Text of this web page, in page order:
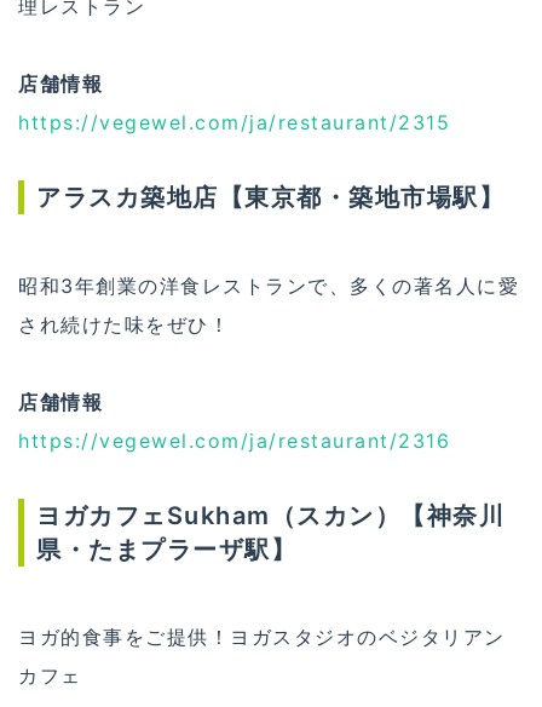
理レストラン
店舗情報
https://vegewel.com/ja/restaurant/2315
アラスカ築地店【東京都・築地市場駅】
昭和3年創業の洋食レストランで、多くの著名人に愛
され続けた味をぜひ！
店舗情報
https://vegewel.com/ja/restaurant/2316
ヨガカフェSukham（スカン）【神奈川
県・たまプラーザ駅】
ヨガ的食事をご提供！ヨガスタジオのベジタリアン
カフェ